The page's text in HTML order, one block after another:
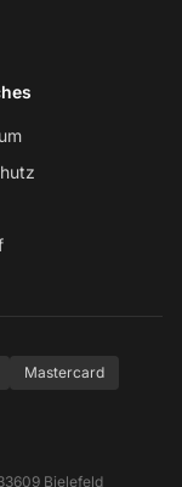
Mastercard
Bielefeld